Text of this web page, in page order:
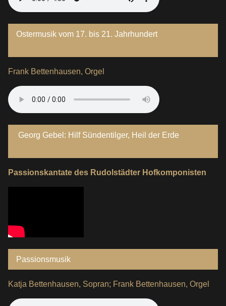
Ostermusik vom 17. bis 21. Jahrhundert
Frank Bettenhausen, Orgel
Georg Gebel: Hilf Sündentilger, Heil der Erde
Passionskantate des Rudolstädter Hofkomponisten
Passionsmusik
Katja Bettenhausen, Sopran; Frank Bettenhausen, Orgel